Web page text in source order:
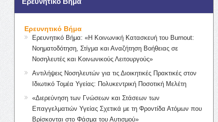
Ερευνητικό Βήμα
Ερευνητικό Βήμα: «Η Κοινωνική Κατασκευή του Burnout:
Νοηματοδότηση, Στίγμα και Αναζήτηση Βοήθειας σε
Νοσηλευτές και Κοινωνικούς Λειτουργούς»
Αντιλήψεις Νοσηλευτών για τις Διοικητικές Πρακτικές στον
Ιδιωτικό Τομέα Υγείας: Πολυκεντρική Ποσοτική Μελέτη
«Διερεύνηση των Γνώσεων και Στάσεων των
Επαγγελματιών Υγείας Σχετικά με τη Φροντίδα Ατόμων που
Βρίσκονται στο Φάσμα του Αυτισμού»